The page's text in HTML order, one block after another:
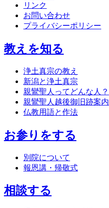
リンク
お問い合わせ
プライバシーポリシー
教えを知る
浄土真宗の教え
新潟と浄土真宗
親鸞聖人ってどんな人？
親鸞聖人越後御旧跡案内
仏教用語と作法
お参りをする
別院について
報恩講・帰敬式
相談する